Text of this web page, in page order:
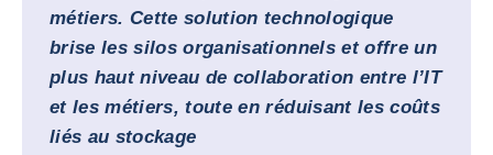
métiers. Cette solution technologique
brise les silos organisationnels et offre un
plus haut niveau de collaboration entre l’IT
et les métiers, toute en réduisant les coûts
liés au stockage